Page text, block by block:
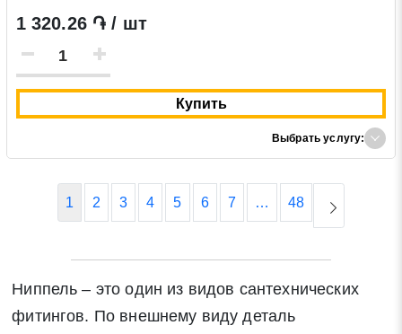
1 320.26 ֏ / шт
Купить
Выбрать услугу:
1 2 3 4 5 6 7 … 48
Ниппель – это один из видов сантехнических
фитингов. По внешнему виду деталь